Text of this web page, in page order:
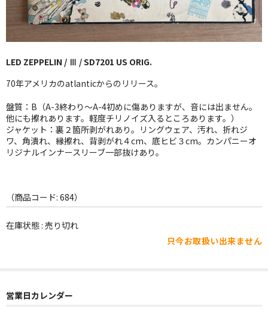
JAZZ-US
BLUE NOTE
JAZZ-EU
JAZZ-VOCAL
J-POP
FOLK,SSW
レア盤（1万円以上）
LED ZEPPELIN / Ⅲ / SD7201 US ORIG.
70年アメリカのatlanticからのリリース。
盤質：B（A-3終わり〜A-4初めに傷ありますが、音には出ません。
他にも擦れあります。軽度チリノイズ入るところあります。）
ジャケット：裏２箇所剥がれあり。リングウェア、汚れ、折れジ
ワ、角潰れ、縁擦れ、背剥がれ４cm、底ヒビ３cm。カンパニーオ
リジナルインナースリーブ一部抜けあり。
（商品コード: 684）
在庫状態 : 売り切れ
只今お取扱い出来ません
営業日カレンダー